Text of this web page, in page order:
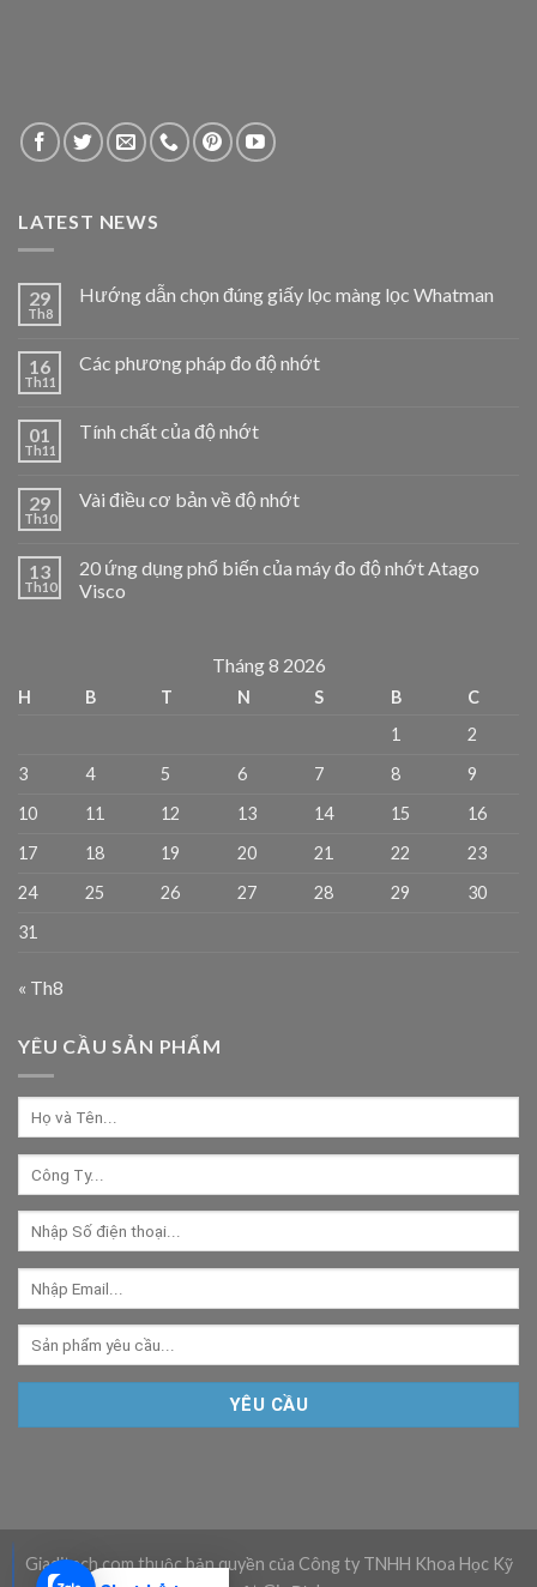
LATEST NEWS
29
Th8
Hướng dẫn chọn đúng giấy lọc màng lọc Whatman
16
Th11
Các phương pháp đo độ nhớt
01
Th11
Tính chất của độ nhớt
29
Th10
Vài điều cơ bản về độ nhớt
13
Th10
20 ứng dụng phổ biến của máy đo độ nhớt Atago
Visco
Tháng 8 2026
H B T N S B
C
1
2
3
4 5 6 7 8
9
10
11 12 13 14 15
16
17
18 19 20 21 22
23
24
25 26 27 28 29
30
31
« Th8
YÊU CẦU SẢN PHẨM
Giaditech.com thuộc bản quyền của Công ty TNHH Khoa Học Kỹ